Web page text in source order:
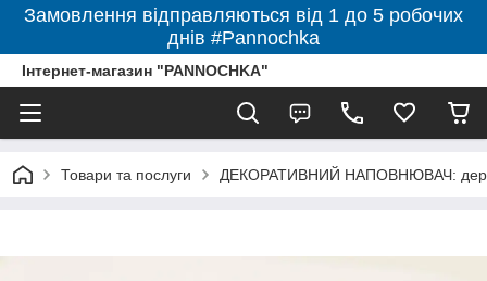
Замовлення відправляються від 1 до 5 робочих
днів #Pannochka
Інтернет-магазин "PANNOCHKA"
Товари та послуги ДЕКОРАТИВНИЙ НАПОВНЮВАЧ: